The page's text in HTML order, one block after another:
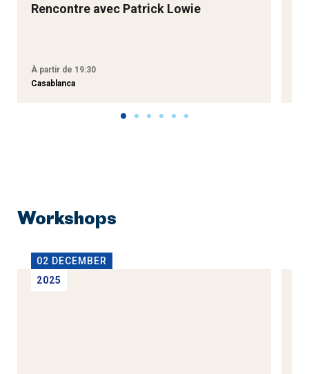
Rencontre avec Patrick Lowie
À partir de 19:30
Casablanca
Workshops
02 DECEMBER
2025